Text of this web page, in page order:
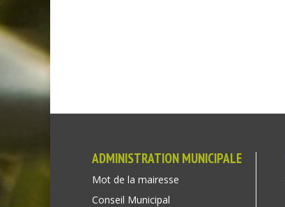
ADMINISTRATION MUNICIPALE
Mot de la mairesse
Conseil Municipal